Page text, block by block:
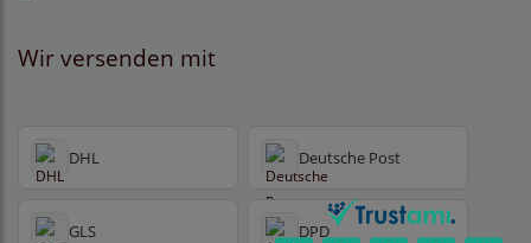
Wir versenden mit
DHL Deutsche Post
GLS DPD